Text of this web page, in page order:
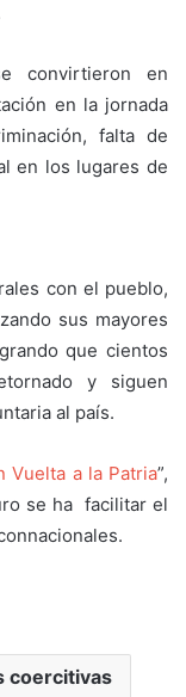
convirtieron en
en la jornada
falta de
en los lugares de
con el pueblo,
sus mayores
que cientos
y siguen
al país.
Vuelta a la Patria”,
se ha facilitar el
coercitivas